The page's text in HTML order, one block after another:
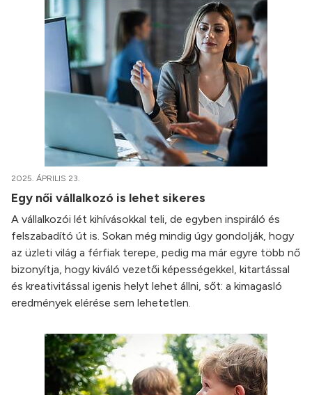
2025. ÁPRILIS 23.
Egy női vállalkozó is lehet sikeres
A vállalkozói lét kihívásokkal teli, de egyben inspiráló és
felszabadító út is. Sokan még mindig úgy gondolják, hogy
az üzleti világ a férfiak terepe, pedig ma már egyre több nő
bizonyítja, hogy kiváló vezetői képességekkel, kitartással
és kreativitással igenis helyt lehet állni, sőt: a kimagasló
eredmények elérése sem lehetetlen.